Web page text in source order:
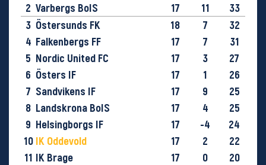
2 Varbergs BoIS 17 11
33
3 Östersunds FK 18 7
32
4 Falkenbergs FF 17 7
31
5 Nordic United FC 17 3
27
6 Östers IF 17 1
26
7 Sandvikens IF 17 9
25
8 Landskrona BoIS 17 4
25
9 Helsingborgs IF 17 -4
24
10 IK Oddevold 17 2
22
11 IK Brage 17 0
20